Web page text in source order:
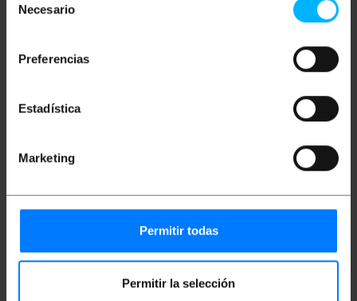
Necesario
Preferencias
Estadística
Marketing
Permitir todas
Permitir la selección
d'un PC a monitor, projector, HDTV, etc.
Mides i pesos
Pes brut: 70 g
Mides del paquet: 16.0 x 11.5 x 2.0 cm
Fitxa de producte 1